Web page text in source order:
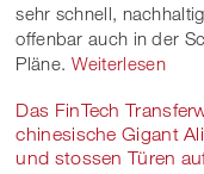
sehr schnell,
offenbar auch in der
Pläne. Weiterlesen
Das FinTech
chinesische Gigant
und stossen Türen